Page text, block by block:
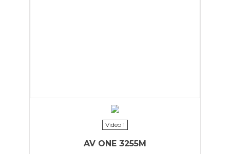
Video 1
AV ONE 3255M